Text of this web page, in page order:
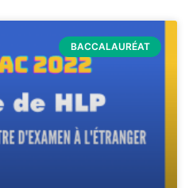
BACCALAURÉAT